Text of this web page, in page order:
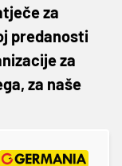
za
predanosti
za
za naše